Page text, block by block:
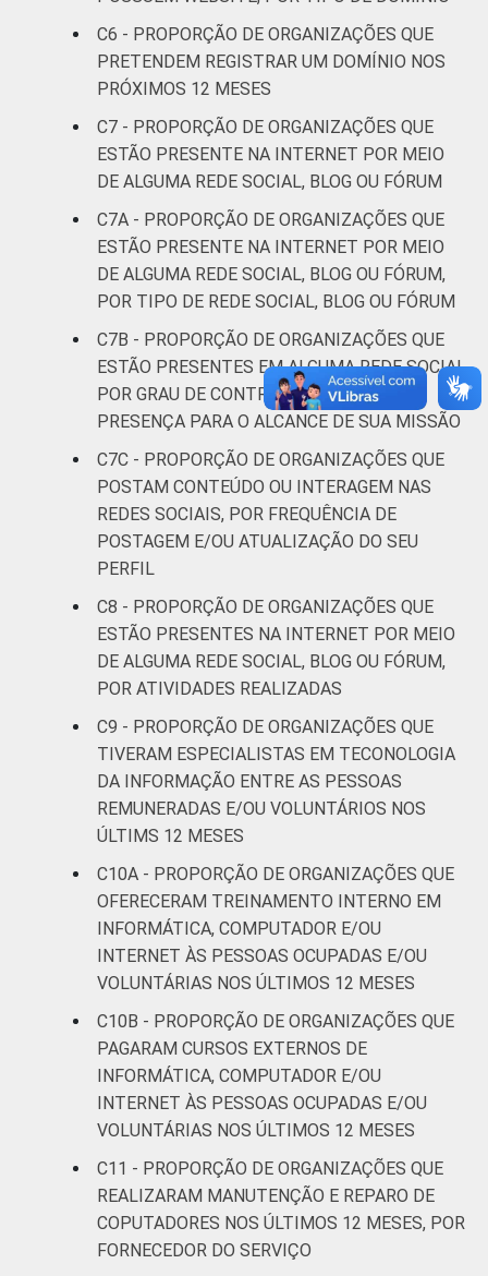
* Base: 2245 organizações sem fins
lucrativos que declararam ter acesso à
Internet. Dados coletados entre outubro de
2013 e abril de 2014.
Fonte: NIC.br - out 2013 / abr 2014
C6 - PROPORÇÃO DE ORGANIZAÇÕES QUE
PRETENDEM REGISTRAR UM DOMÍNIO NOS
PRÓXIMOS 12 MESES
C7 - PROPORÇÃO DE ORGANIZAÇÕES QUE
ESTÃO PRESENTE NA INTERNET POR MEIO
DE ALGUMA REDE SOCIAL, BLOG OU FÓRUM
C7A - PROPORÇÃO DE ORGANIZAÇÕES QUE
ESTÃO PRESENTE NA INTERNET POR MEIO
DE ALGUMA REDE SOCIAL, BLOG OU FÓRUM,
POR TIPO DE REDE SOCIAL, BLOG OU FÓRUM
C7B - PROPORÇÃO DE ORGANIZAÇÕES QUE
ESTÃO PRESENTES EM ALGUMA REDE SOCIAL
POR GRAU DE CONTRIBUIÇÃO DESSA
PRESENÇA PARA O ALCANCE DE SUA MISSÃO
C7C - PROPORÇÃO DE ORGANIZAÇÕES QUE
POSTAM CONTEÚDO OU INTERAGEM NAS
REDES SOCIAIS, POR FREQUÊNCIA DE
POSTAGEM E/OU ATUALIZAÇÃO DO SEU
PERFIL
C8 - PROPORÇÃO DE ORGANIZAÇÕES QUE
ESTÃO PRESENTES NA INTERNET POR MEIO
DE ALGUMA REDE SOCIAL, BLOG OU FÓRUM,
POR ATIVIDADES REALIZADAS
C9 - PROPORÇÃO DE ORGANIZAÇÕES QUE
TIVERAM ESPECIALISTAS EM TECONOLOGIA
DA INFORMAÇÃO ENTRE AS PESSOAS
REMUNERADAS E/OU VOLUNTÁRIOS NOS
ÚLTIMS 12 MESES
C10A - PROPORÇÃO DE ORGANIZAÇÕES QUE
OFERECERAM TREINAMENTO INTERNO EM
INFORMÁTICA, COMPUTADOR E/OU
INTERNET ÀS PESSOAS OCUPADAS E/OU
VOLUNTÁRIAS NOS ÚLTIMOS 12 MESES
C10B - PROPORÇÃO DE ORGANIZAÇÕES QUE
PAGARAM CURSOS EXTERNOS DE
INFORMÁTICA, COMPUTADOR E/OU
INTERNET ÀS PESSOAS OCUPADAS E/OU
VOLUNTÁRIAS NOS ÚLTIMOS 12 MESES
C11 - PROPORÇÃO DE ORGANIZAÇÕES QUE
REALIZARAM MANUTENÇÃO E REPARO DE
COPUTADORES NOS ÚLTIMOS 12 MESES, POR
FORNECEDOR DO SERVIÇO